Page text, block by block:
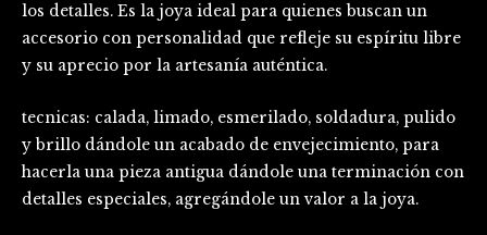
los detalles. Es la joya ideal para quienes buscan un
accesorio con personalidad que refleje su espíritu libre
y su aprecio por la artesanía auténtica.
tecnicas: calada, limado, esmerilado, soldadura, pulido
y brillo dándole un acabado de envejecimiento, para
hacerla una pieza antigua dándole una terminación con
detalles especiales, agregándole un valor a la joya.